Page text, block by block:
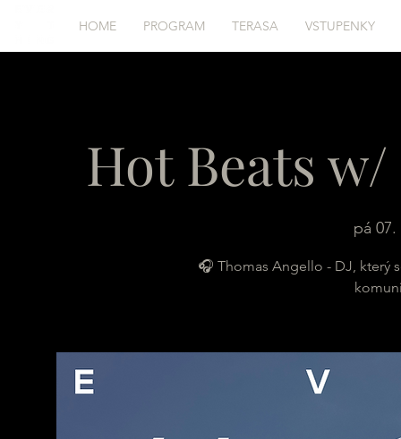
HOME PROGRAM TERASA VSTUPENKY
Hot Beats
pá 07.
🎧 Thomas Angello - DJ, který